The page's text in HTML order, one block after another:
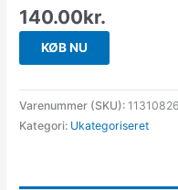
140.00kr.
KØB NU
Varenummer (SKU):
Kategori: Ukategoriseret